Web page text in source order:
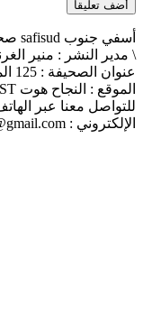
\ مدير النشر : منير
الإلكتروني : safisud2014@gmail.com